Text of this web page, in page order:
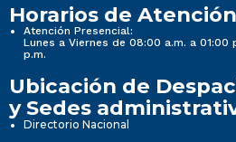
Horarios de
Atención Presencial:
Lunes a Viernes de 08:00 a.m. a 01:00
p.m.
Ubicación de
y Sedes
Directorio Nacional